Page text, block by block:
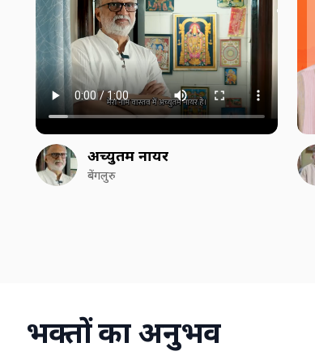
अच्युतम नायर
बेंगलुरु
भक्तों का अनुभव